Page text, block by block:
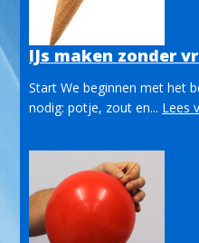
IJs maken zonder
Start We beginnen met het
nodig: potje, zout en... Lees